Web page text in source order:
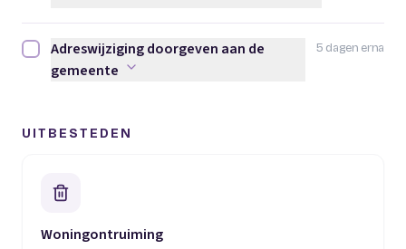
5 dagen erna
Adreswijziging doorgeven aan de gemeente afvinken
Adreswijziging doorgeven aan de
gemeente
UITBESTEDEN
Woningontruiming